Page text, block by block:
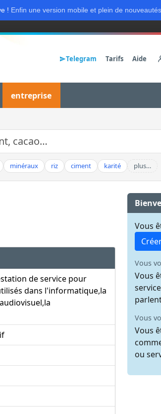
! Enfin une version mobile et plein de
Telegram Tarifs Aide
entreprise
minéraux riz ciment karité plus…
de service pour
dans l'informatique,la
Vous
Vous
Vous
Vous
Vous
ou